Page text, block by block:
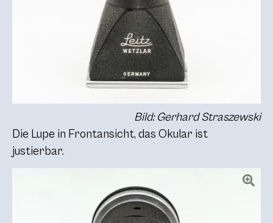
Bild: Gerhard Straszewski
Die Lupe in Frontansicht, das Okular ist
justierbar.